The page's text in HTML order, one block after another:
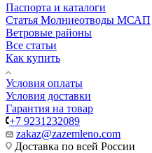
Паспорта и каталоги
Статья Молниеотводы МСАП
Ветровые районы
Все статьи
Как купить
Условия оплаты
Условия доставки
Гарантия на товар
+7 9231232089
zakaz@zazemleno.com
Доставка по всей России